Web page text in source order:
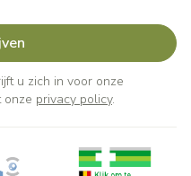
u zich in voor onze
onze privacy policy.